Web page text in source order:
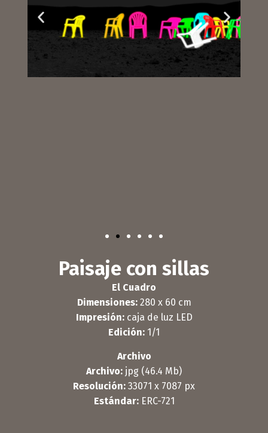
Paisaje con sillas
El Cuadro
Dimensiones:280 x 60 cm
Impresión:caja de luz LED
Edición: 1/1
Archivo
Archivo: jpg (46.4 Mb)
Resolución: 33071 x 7087 px
Estándar:ERC-721